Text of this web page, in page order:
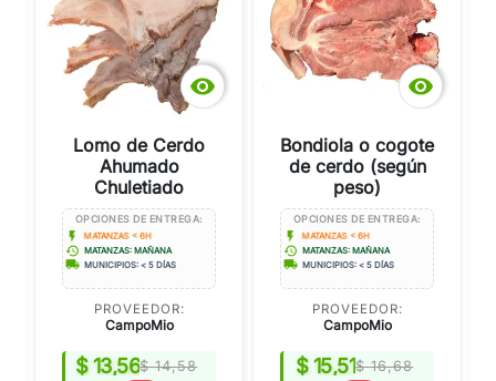

Lomo de Cerdo
Ahumado
Chuletiado
OPCIONES DE ENTREGA:
flash_on MATANZAS < 6H
history MATANZAS: MAÑANA
local_shipping MUNICIPIOS: < 5 DÍAS
PROVEEDOR:
CampoMio
$ 13,56$ 14,58

Bondiola o cogote
de cerdo (según
peso)
OPCIONES DE ENTREGA:
flash_on MATANZAS < 6H
history MATANZAS: MAÑANA
local_shipping MUNICIPIOS: < 5 DÍAS
PROVEEDOR:
CampoMio
$ 15,51$ 16,68